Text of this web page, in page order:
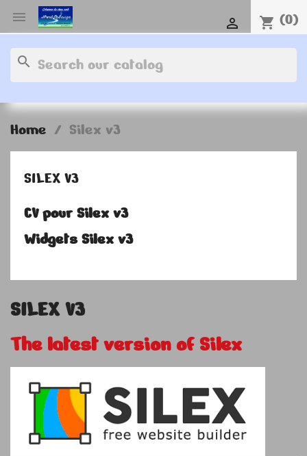
 shopping_cart (0)

search
Home Silex v3
SILEX V3
CV pour Silex v3
Widgets Silex v3
SILEX V3
The latest version of Silex